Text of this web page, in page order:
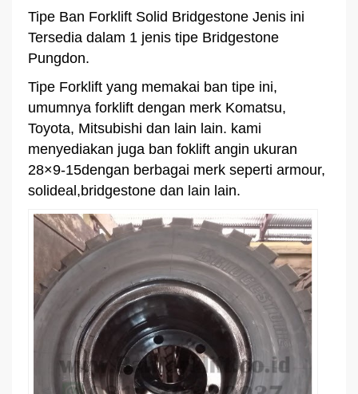
Tipe Ban Forklift Solid Bridgestone Jenis ini
Tersedia dalam 1 jenis tipe Bridgestone
Pungdon.
Tipe Forklift yang memakai ban tipe ini,
umumnya forklift dengan merk Komatsu,
Toyota, Mitsubishi dan lain lain. kami
menyediakan juga ban foklift angin ukuran
28×9-15dengan berbagai merk seperti armour,
solideal,bridgestone dan lain lain.